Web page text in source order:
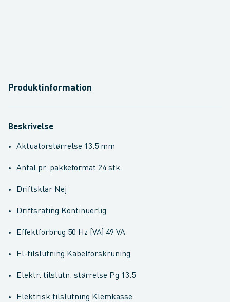
Produktinformation
Beskrivelse
Aktuatorstørrelse 13.5 mm
Antal pr. pakkeformat 24 stk.
Driftsklar Nej
Driftsrating Kontinuerlig
Effektforbrug 50 Hz [VA] 49 VA
El-tilslutning Kabelforskruning
Elektr. tilslutn. størrelse Pg 13.5
Elektrisk tilslutning Klemkasse